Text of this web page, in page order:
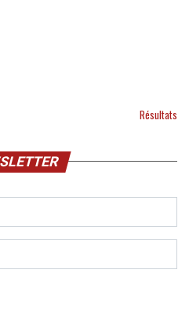
Résultats